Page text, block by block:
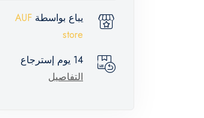
يباع بواسطة AUF
store
14 يوم إسترجاع
التفاصيل